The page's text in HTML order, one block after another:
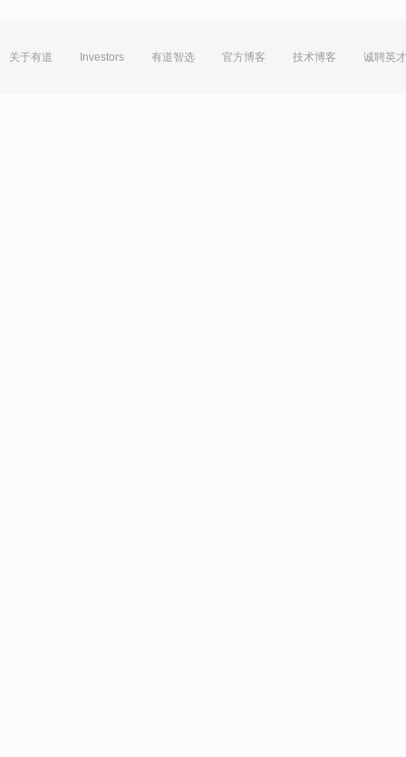
关于有道 Investors 有道智选 官方博客 技术博客 诚聘英才